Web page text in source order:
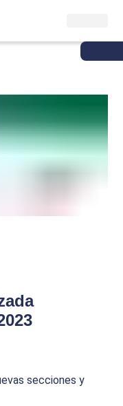
secciones y